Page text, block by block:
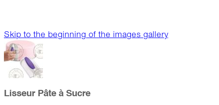
Skip to the beginning of the images gallery
Lisseur Pâte à Sucre